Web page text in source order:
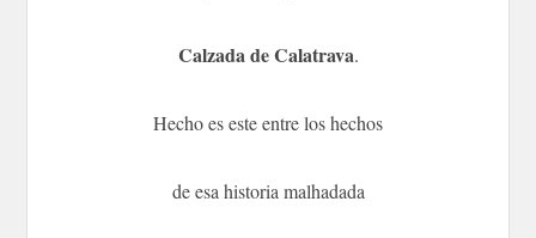
Calzada de Calatrava.
Hecho es este entre los hechos
de esa historia malhadada